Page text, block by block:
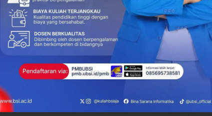
pada mereka yang bergerak lebih dulu.
ReddIt